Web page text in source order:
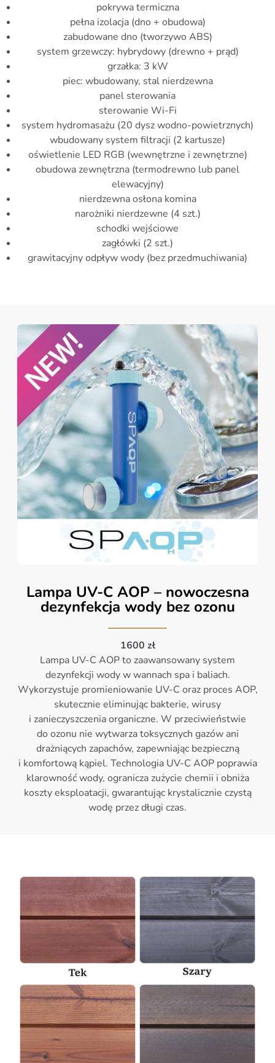
pokrywa termiczna
pełna izolacja (dno + obudowa)
zabudowane dno (tworzywo ABS)
system grzewczy: hybrydowy (drewno + prąd)
grzałka: 3 kW
piec: wbudowany, stal nierdzewna
panel sterowania
sterowanie Wi-Fi
system hydromasażu (20 dysz wodno-powietrznych)
wbudowany system filtracji (2 kartusze)
oświetlenie LED RGB (wewnętrzne i zewnętrzne)
obudowa zewnętrzna (termodrewno lub panel
elewacyjny)
nierdzewna osłona komina
narożniki nierdzewne (4 szt.)
schodki wejściowe
zagłówki (2 szt.)
grawitacyjny odpływ wody (bez przedmuchiwania)
Lampa UV-C AOP – nowoczesna
dezynfekcja wody bez ozonu
1600 zł
Lampa UV-C AOP to zaawansowany system
dezynfekcji wody w wannach spa i baliach.
Wykorzystuje promieniowanie UV-C oraz proces AOP,
skutecznie eliminując bakterie, wirusy
i zanieczyszczenia organiczne. W przeciwieństwie
do ozonu nie wytwarza toksycznych gazów ani
drażniących zapachów, zapewniając bezpieczną
i komfortową kąpiel. Technologia UV-C AOP poprawia
klarowność wody, ogranicza zużycie chemii i obniża
koszty eksploatacji, gwarantując krystalicznie czystą
wodę przez długi czas.